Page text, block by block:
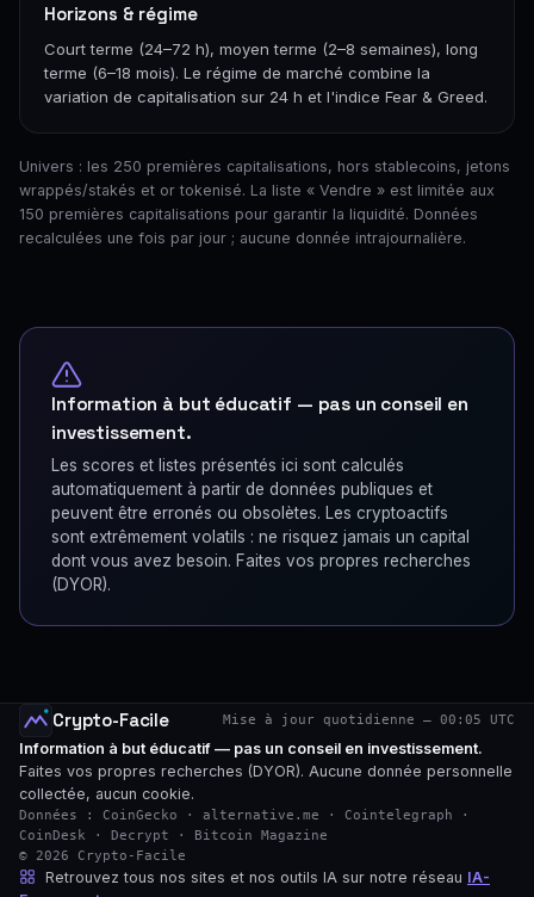
Horizons & régime
Court terme (24–72 h), moyen terme (2–8 semaines), long
terme (6–18 mois). Le régime de marché combine la
variation de capitalisation sur 24 h et l'indice Fear & Greed.
Univers : les 250 premières capitalisations, hors stablecoins, jetons
wrappés/stakés et or tokenisé. La liste « Vendre » est limitée aux
150 premières capitalisations pour garantir la liquidité. Données
recalculées une fois par jour ; aucune donnée intrajournalière.
Information à but éducatif — pas un conseil en
investissement.
Les scores et listes présentés ici sont calculés
automatiquement à partir de données publiques et
peuvent être erronés ou obsolètes. Les cryptoactifs
sont extrêmement volatils : ne risquez jamais un capital
dont vous avez besoin. Faites vos propres recherches
(DYOR).
Crypto-Facile Mise à jour quotidienne — 00:05 UTC
Information à but éducatif — pas un conseil en investissement.
Faites vos propres recherches (DYOR). Aucune donnée personnelle
collectée, aucun cookie.
Données : CoinGecko · alternative.me · Cointelegraph ·
CoinDesk · Decrypt · Bitcoin Magazine
© 2026 Crypto-Facile
Retrouvez tous nos sites et nos outils IA sur notre réseau IA-